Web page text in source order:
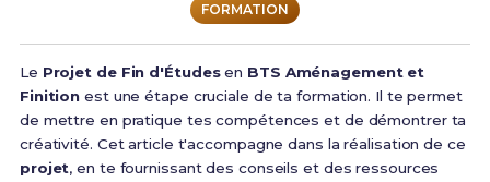
FORMATION
Le Projet de Fin d'Étudesen BTS Aménagement et
Finition est une étape cruciale de ta formation. Il te permet
de mettre en pratique tes compétences et de démontrer ta
créativité. Cet article t'accompagne dans la réalisation de ce
projet, en te fournissant des conseils et des ressources